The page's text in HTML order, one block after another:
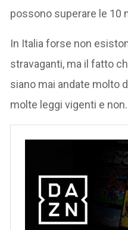
possono superare le 10
In Italia forse non
stravaganti, ma il fatto
siano mai andate molto
molte leggi vigenti e non.